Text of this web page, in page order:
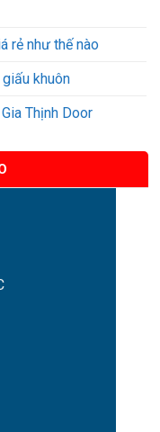
rẻ như thế nào
khuôn
Thịnh Door